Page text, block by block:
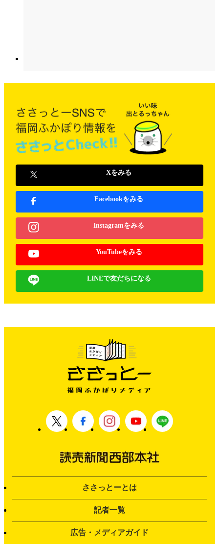
Xをみる
Facebookをみる
Instagramをみる
YouTubeをみる
LINEで友だちになる
ささっとーとは
記者一覧
広告・メディアガイド